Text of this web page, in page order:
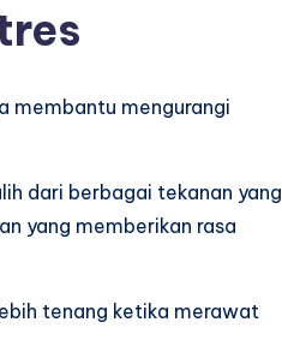
membantu mengurangi
dari berbagai tekanan yang
yang memberikan rasa
tenang ketika merawat